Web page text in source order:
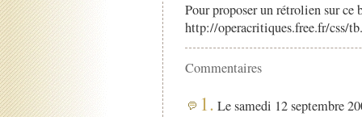
Pour proposer un rétrolien sur
http://operacritiques.free.fr/css/
Commentaires
1. Le samedi 12 septembre